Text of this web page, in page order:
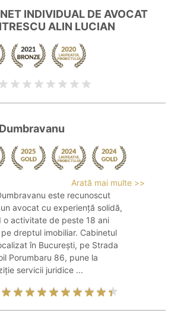
INDIVIDUAL DE AVOCAT
ALIN LUCIAN
Arată mai multe >>
este recunoscut
avocat cu experiență solidă,
o activitate de peste 18 ani
dreptul imobiliar. Cabinetul
în București, pe Strada
Porumbaru 86, pune la
servicii juridice ...